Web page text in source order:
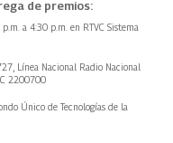
de premios:
a 4:30 p.m. en RTVC Sistema
Línea Nacional Radio Nacional
2200700
Único de Tecnologías de la